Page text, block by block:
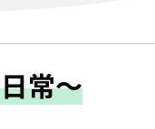
常～